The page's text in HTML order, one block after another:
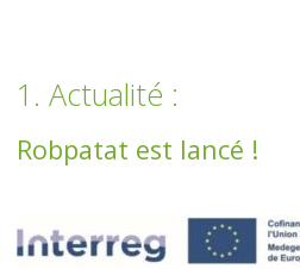
1. Actualité :
Robpatat est lancé !